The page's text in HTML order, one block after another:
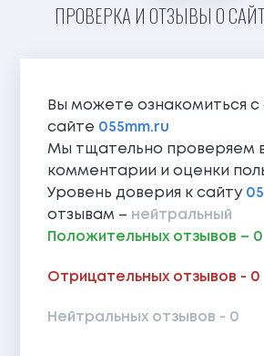
ПРОВЕРКА И ОТЗЫВЫ О
Вы можете ознакомиться с
сайте 055mm.ru
Мы тщательно проверяем
комментарии и оценки
Уровень доверия к сайту
отзывам – нейтральный
Положительных отзывов – 0
Отрицательных отзывов - 0
Нейтральных отзывов - 0